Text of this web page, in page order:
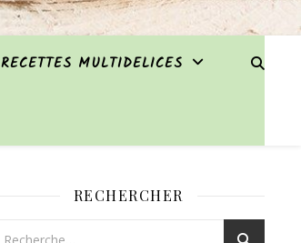
RECETTES MULTIDELICES
RECHERCHER